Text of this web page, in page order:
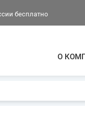
бесплатно
О